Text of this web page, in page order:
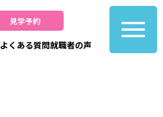
見学予約
よくある質問就職者の声